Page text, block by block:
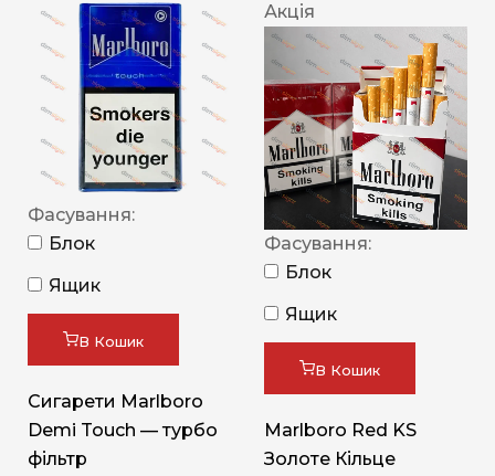
Фасування:
Блок
Ящик
В Кошик
Сигарети Marlboro
Demi Touch — турбо
фільтр
Акція
Фасування:
Блок
Ящик
В Кошик
Marlboro Red KS
Золоте Кільце